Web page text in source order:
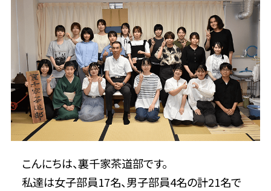
こんにちは、裏千家茶道部です。
私達は女子部員17名、男子部員4名の計21名で